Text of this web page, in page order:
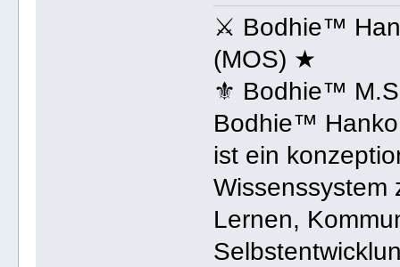
⚔ Bodhie™
(MOS) ★
⚜ Bodhie™
Bodhie™
ist ein
Wissenssystem
Lernen,